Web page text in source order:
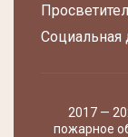
Социальная
2017 —
пожарное